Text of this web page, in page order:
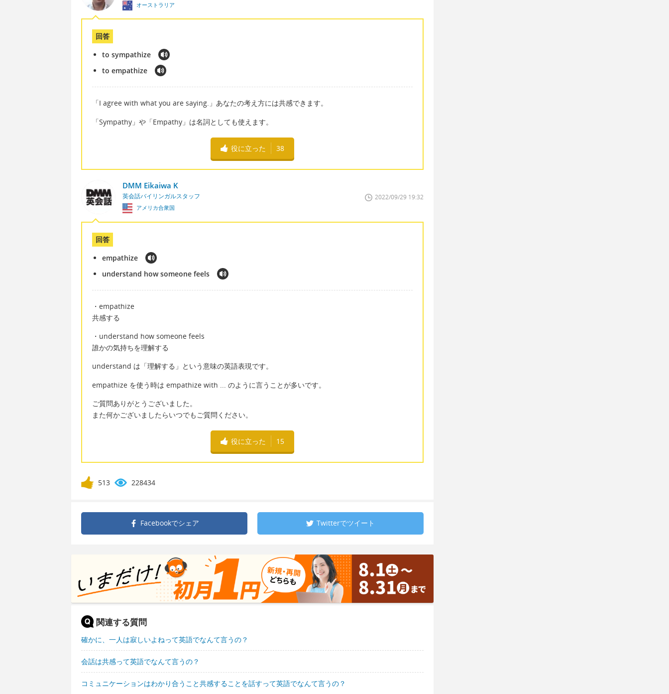
オーストラリア
回答
to sympathize
to empathize
「I agree with what you are saying.」あなたの考え方には共感できます。
「Sympathy」や「Empathy」は名詞としても使えます。
役に立った 38
DMM Eikaiwa K
英会話バイリンガルスタッフ
アメリカ合衆国
2022/09/29 19:32
回答
empathize
understand how someone feels
・empathize
共感する
・understand how someone feels
誰かの気持ちを理解する
understand は「理解する」という意味の英語表現です。
empathize を使う時は empathize with ... のように言うことが多いです。
ご質問ありがとうございました。
また何かございましたらいつでもご質問ください。
役に立った 15
513 228434
Facebookでシェア Twitterでツイート
関連する質問
確かに、一人は寂しいよねって英語でなんて言うの？
会話は共感って英語でなんて言うの？
コミュニケーションはわかり合うこと共感することを話すって英語でなんて言うの？